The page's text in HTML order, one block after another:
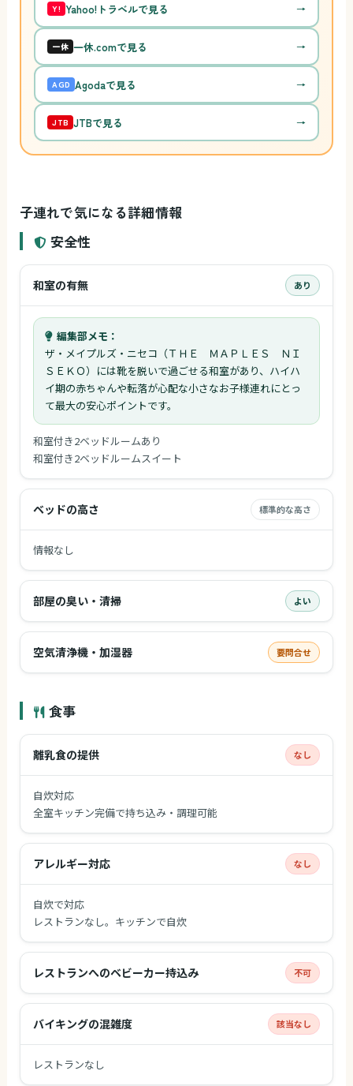
Y! Yahoo!トラベルで見る →
一休 一休.comで見る →
AGD Agodaで見る →
JTB JTBで見る →
子連れで気になる詳細情報
安全性
和室の有無 あり
編集部メモ：
ザ・メイプルズ・ニセコ（ＴＨＥ ＭＡＰＬＥＳ ＮＩ
ＳＥＫＯ）には靴を脱いで過ごせる和室があり、ハイハ
イ期の赤ちゃんや転落が心配な小さなお子様連れにとっ
て最大の安心ポイントです。
和室付き2ベッドルームあり
和室付き2ベッドルームスイート
ベッドの高さ 標準的な高さ
情報なし
部屋の臭い・清掃 よい
空気清浄機・加湿器 要問合せ
食事
離乳食の提供 なし
自炊対応
全室キッチン完備で持ち込み・調理可能
アレルギー対応 なし
自炊で対応
レストランなし。キッチンで自炊
レストランへのベビーカー持込み 不可
バイキングの混雑度 該当なし
レストランなし